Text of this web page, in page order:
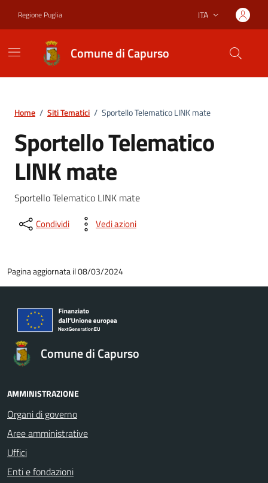
Regione Puglia Lingua attiva:
ITA
Comune di Capurso
Home / Siti Tematici / Sportello Telematico LINK mate
Sportello Telematico
LINK mate
Sportello Telematico LINK mate
Condividi Vedi azioni
Pagina aggiornata il 08/03/2024
Comune di Capurso
AMMINISTRAZIONE
Organi di governo
Aree amministrative
Uffici
Enti e fondazioni